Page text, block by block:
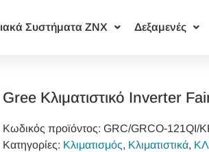
Συστήματα ΖΝΧ Δεξαμενές
Gree Κλιματιστικό Inverter
Κωδικός προϊόντος: GRC/GRCO‐121QI/
Κατηγορίες: Κλιματισμός, Κλιματιστικά,